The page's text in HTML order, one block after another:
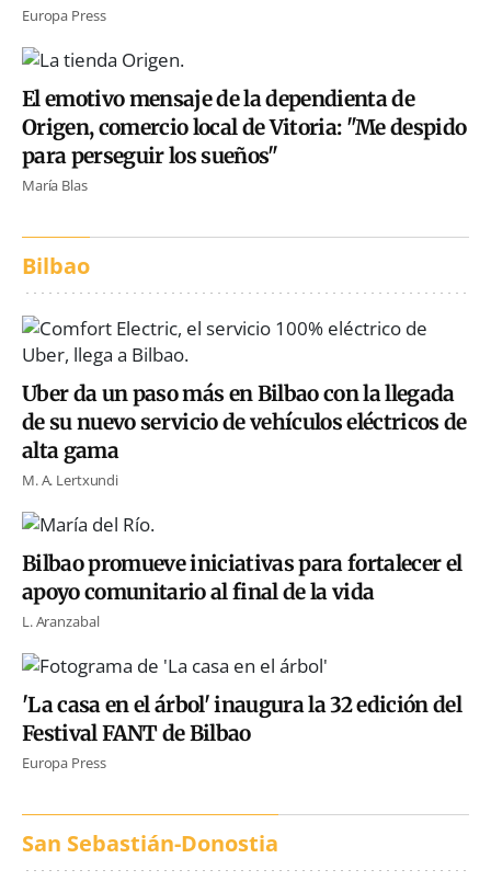
Europa Press
El emotivo mensaje de la dependienta de
Origen, comercio local de Vitoria: "Me despido
para perseguir los sueños"
María Blas
Bilbao
Uber da un paso más en Bilbao con la llegada
de su nuevo servicio de vehículos eléctricos de
alta gama
M. A. Lertxundi
Bilbao promueve iniciativas para fortalecer el
apoyo comunitario al final de la vida
L. Aranzabal
'La casa en el árbol' inaugura la 32 edición del
Festival FANT de Bilbao
Europa Press
San Sebastián-Donostia